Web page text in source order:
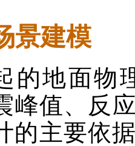
景建模
的地面物
峰值、反
的主要依